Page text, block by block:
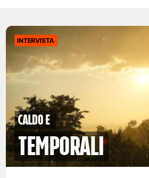
INTERVISTA
caldo e
temporali